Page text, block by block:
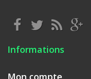
Informations
Mon compte